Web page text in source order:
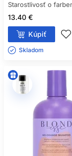
Starostlivosť o
13.40 €
Kúpiť
Skladom ㅤ